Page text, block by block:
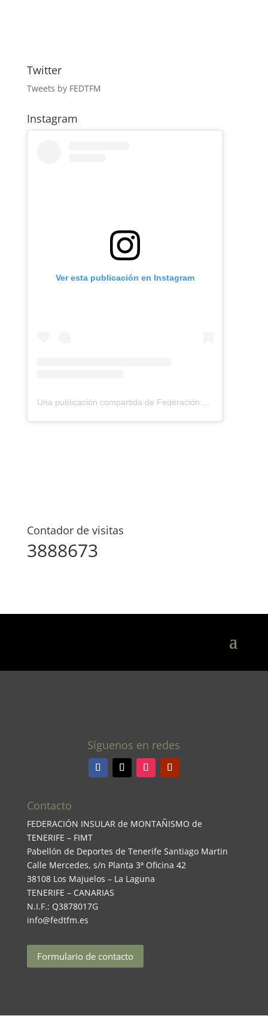
Twitter
Tweets by FEDTFM
Instagram
Ver esta publicación en Instagram
Una publicación compartida de Federación Montañismo Tenerife (@federacion_montanismo_tenerife)
Contador de visitas
3888673
Síguenos en redes
Contacto
FEDERACIÓN INSULAR de MONTAÑISMO de
TENERIFE – FIMT
Pabellón de Deportes de Tenerife Santiago Martin
Calle Mercedes, s/n Planta 3ª Oficina 42
38108 Los Majuelos – La Laguna
TENERIFE – CANARIAS
N.I.F.: Q3878017G
info@fedtfm.es
Formulario de contacto